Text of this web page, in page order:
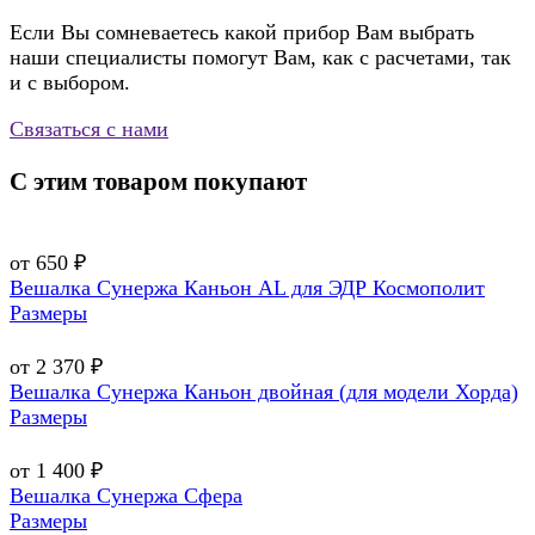
Если Вы сомневаетесь какой прибор Вам выбрать
наши специалисты помогут Вам, как с расчетами, так
и с выбором.
Связаться с нами
С этим товаром покупают
от 650 ₽
Вешалка Сунержа Каньон AL для ЭДР Космополит
Размеры
от 2 370 ₽
Вешалка Сунержа Каньон двойная (для модели Хорда)
Размеры
от 1 400 ₽
Вешалка Сунержа Сфера
Размеры